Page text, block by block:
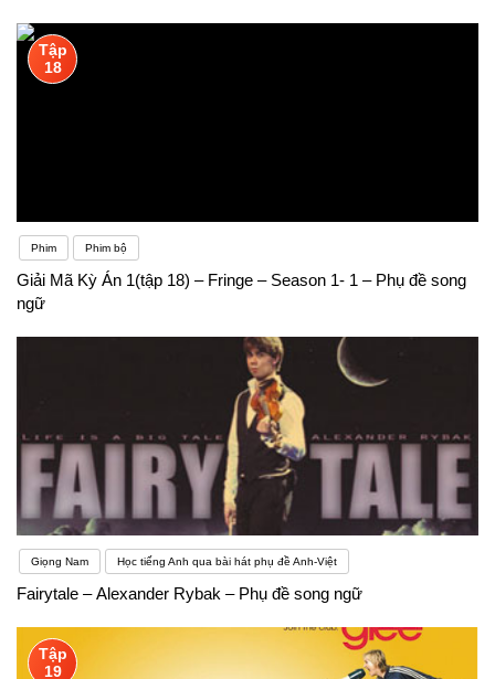
Tập
18
Phim Phim bộ
Giải Mã Kỳ Án 1(tập 18) – Fringe – Season 1- 1 – Phụ đề song
ngữ
Giọng Nam Học tiếng Anh qua bài hát phụ đề Anh-Việt
Fairytale – Alexander Rybak – Phụ đề song ngữ
Tập
19